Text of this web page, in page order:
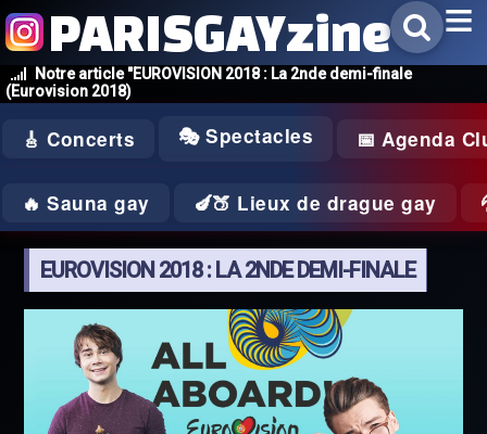
Notre article "EUROVISION 2018 : La 2nde demi-finale
(Eurovision 2018)
PARISGAYzine
🎸 Concerts 🎭 Spectacles 📅 Agenda
🔥 Sauna gay 🍆🍑 Lieux de drague gay
EUROVISION 2018 : LA 2NDE DEMI-FINALE